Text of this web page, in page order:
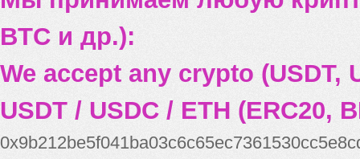
BTC и др.):
We accept any crypto (USDT,
USDT / USDC / ETH (ERC20,